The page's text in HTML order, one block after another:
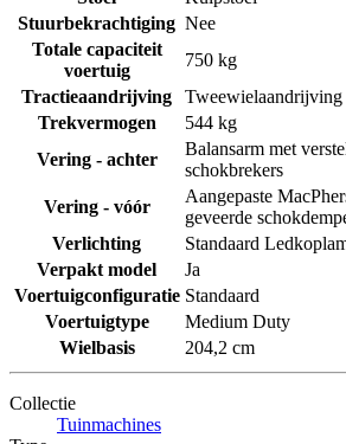
Stuurbekrachtiging Nee
Totale capaciteit
voertuig
750 kg
Tractieaandrijving
Tweewielaandrijving
Trekvermogen
544 kg
Vering - achter
Balansarm met
schokbrekers
Vering - vóór
Aangepaste
geveerde
Verlichting
Standaard
Verpakt model
Ja
Voertuigconfiguratie Standaard
Voertuigtype
Medium Duty
Wielbasis
204,2 cm
Collectie
Tuinmachines